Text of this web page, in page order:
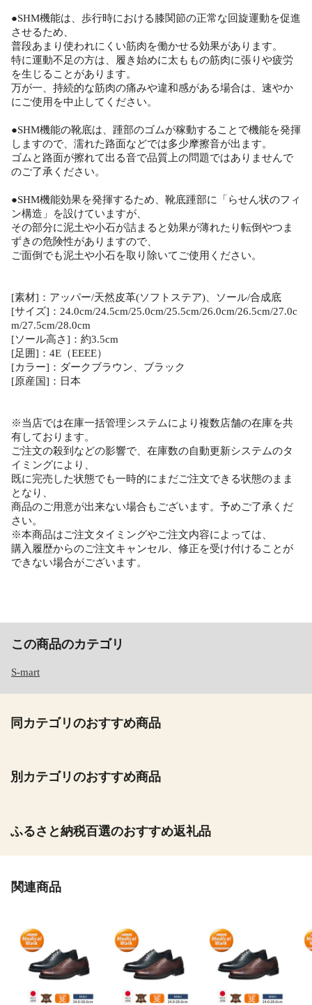
●SHM機能は、歩行時における膝関節の正常な回旋運動を促進
させるため、
普段あまり使われにくい筋肉を働かせる効果があります。
特に運動不足の方は、履き始めに太ももの筋肉に張りや疲労
を生じることがあります。
万が一、持続的な筋肉の痛みや違和感がある場合は、速やか
にご使用を中止してください。
●SHM機能の靴底は、踵部のゴムが稼動することで機能を発揮
しますので、濡れた路面などでは多少摩擦音が出ます。
ゴムと路面が擦れて出る音で品質上の問題ではありませんで
のご了承ください。
●SHM機能効果を発揮するため、靴底踵部に「らせん状のフィ
ン構造」を設けていますが、
その部分に泥土や小石が詰まると効果が薄れたり転倒やつま
ずきの危険性がありますので、
ご面倒でも泥土や小石を取り除いてご使用ください。
[素材]：アッパー/天然皮革(ソフトステア)、ソール/合成底
[サイズ]：24.0cm/24.5cm/25.0cm/25.5cm/26.0cm/26.5cm/27.0c
m/27.5cm/28.0cm
[ソール高さ]：約3.5cm
[足囲]：4E（EEEE）
[カラー]：ダークブラウン、ブラック
[原産国]：日本
※当店では在庫一括管理システムにより複数店舗の在庫を共
有しております。
ご注文の殺到などの影響で、在庫数の自動更新システムのタ
イミングにより、
既に完売した状態でも一時的にまだご注文できる状態のまま
となり、
商品のご用意が出来ない場合もございます。予めご了承くだ
さい。
※本商品はご注文タイミングやご注文内容によっては、
購入履歴からのご注文キャンセル、修正を受け付けることが
できない場合がございます。
この商品のカテゴリ
S-mart
同カテゴリのおすすめ商品
別カテゴリのおすすめ商品
ふるさと納税百選のおすすめ返礼品
関連商品